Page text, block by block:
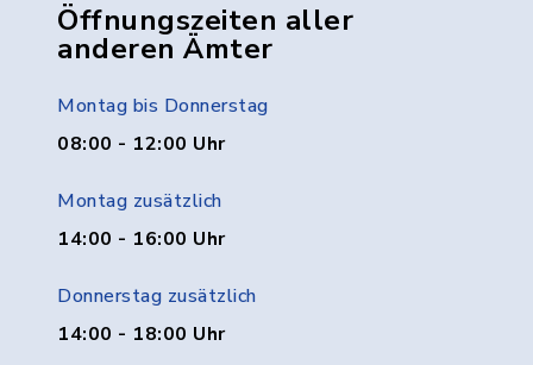
Öffnungszeiten aller
anderen Ämter
Montag bis Donnerstag
08:00 - 12:00 Uhr
Montag zusätzlich
14:00 - 16:00 Uhr
Donnerstag zusätzlich
14:00 - 18:00 Uhr